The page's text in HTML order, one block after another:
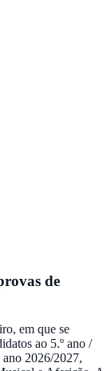
de
em que se
ao 5.º ano /
ano 2026/2027,